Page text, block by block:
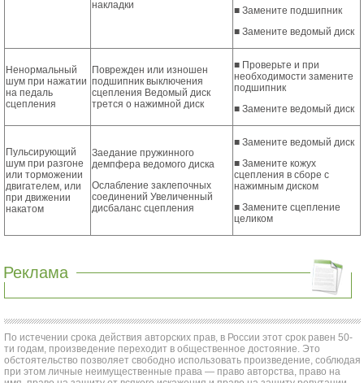
накладки
■ Замените подшипник
■ Замените ведомый диск
Ненормальный
шум при нажатии
на педаль
сцепления
Поврежден или изношен
подшипник выключения
сцепления Ведомый диск
трется о нажимной диск
■ Проверьте и при
необходимости замените
подшипник
■ Замените ведомый диск
Пульсирующий
шум при разгоне
или торможении
двигателем, или
при движении
накатом
Заедание пружинного
демпфера ведомого диска
Ослабление заклепочных
соединений Увеличенный
дисбаланс сцепления
■ Замените ведомый диск
■ Замените кожух
сцепления в сборе с
нажимным диском
■ Замените сцепление
целиком
Реклама
По истечении срока действия авторских прав, в России этот срок равен 50-
ти годам, произведение переходит в общественное достояние. Это
обстоятельство позволяет свободно использовать произведение, соблюдая
при этом личные неимущественные права — право авторства, право на